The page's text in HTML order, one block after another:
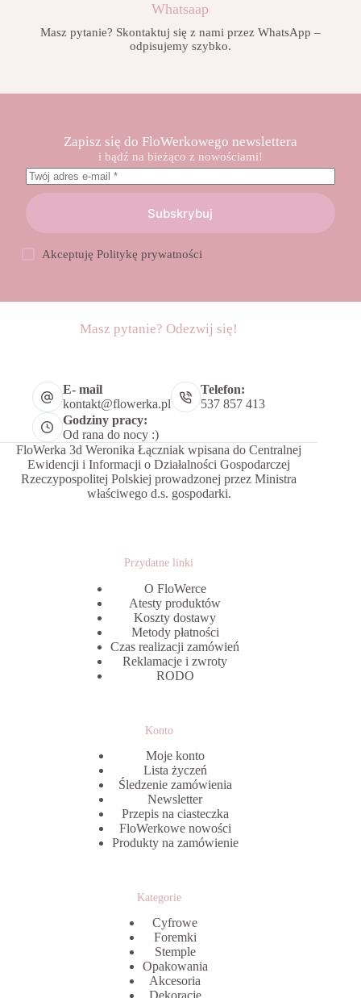
Whatsaap
Masz pytanie? Skontaktuj się z nami przez WhatsApp –
odpisujemy szybko.
Zapisz się do FloWerkowego newslettera
i bądź na bieżąco z nowościami!
Subskrybuj
AkceptujęPolitykę prywatności
Masz pytanie? Odezwij się!
E- mail
kontakt@flowerka.pl
Telefon:
537 857 413
Godziny pracy:
Od rana do nocy :)
FloWerka 3d Weronika Łączniak wpisana do Centralnej
Ewidencji i Informacji o Działalności Gospodarczej
Rzeczypospolitej Polskiej prowadzonej przez Ministra
właściwego d.s. gospodarki.
Przydatne linki
O FloWerce
Atesty produktów
Koszty dostawy
Metody płatności
Czas realizacji zamówień
Reklamacje i zwroty
RODO
Konto
Moje konto
Lista życzeń
Śledzenie zamówienia
Newsletter
Przepis na ciasteczka
FloWerkowe nowości
Produkty na zamówienie
Kategorie
Cyfrowe
Foremki
Stemple
Opakowania
Akcesoria
Dekoracje